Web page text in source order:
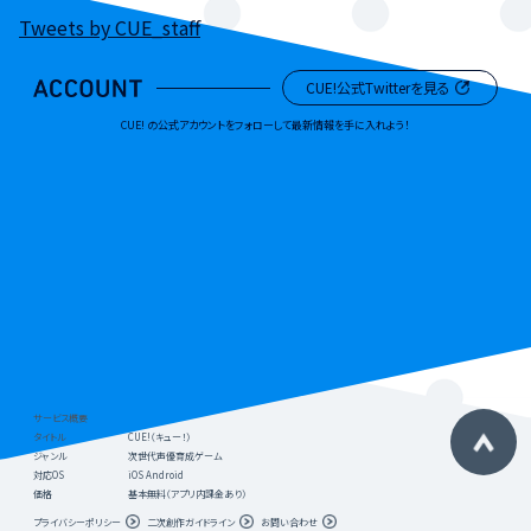
Tweets by CUE_staff
CUE!公式Twitterを見る
CUE! の公式アカウントをフォローして最新情報を手に入れよう！
サービス概要
タイトル
CUE!（キュー！）
ジャンル
次世代声優育成ゲーム
対応OS
iOS Android
価格
基本無料（アプリ内課金あり）
プライバシーポリシー 二次創作ガイドライン お問い合わせ